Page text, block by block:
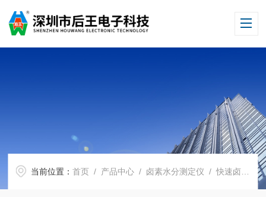
当前位置：首页 / 产品中心 / 卤素水分测定仪 /快速卤素水分测定仪